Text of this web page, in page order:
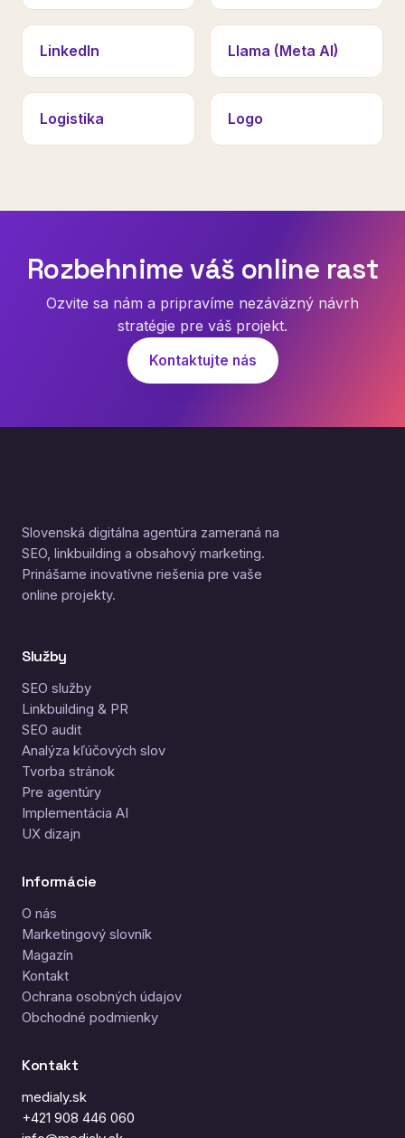
LinkedIn Llama (Meta AI)
Logistika Logo
Rozbehnime váš online rast
Ozvite sa nám a pripravíme nezáväzný návrh
stratégie pre váš projekt.
Kontaktujte nás
Slovenská digitálna agentúra zameraná na
SEO, linkbuilding a obsahový marketing.
Prinášame inovatívne riešenia pre vaše
online projekty.
Služby
SEO služby
Linkbuilding & PR
SEO audit
Analýza kľúčových slov
Tvorba stránok
Pre agentúry
Implementácia AI
UX dizajn
Informácie
O nás
Marketingový slovník
Magazín
Kontakt
Ochrana osobných údajov
Obchodné podmienky
Kontakt
medialy.sk
+421 908 446 060